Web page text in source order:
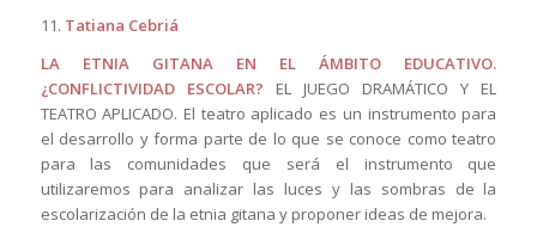
11. Tatiana Cebriá
LA ETNIA GITANA EN EL ÁMBITO EDUCATIVO.
¿CONFLICTIVIDAD ESCOLAR? EL JUEGO DRAMÁTICO Y EL
TEATRO APLICADO. El teatro aplicado es un instrumento para
el desarrollo y forma parte de lo que se conoce como teatro
para las comunidades que será el instrumento que
utilizaremos para analizar las luces y las sombras de la
escolarización de la etnia gitana y proponer ideas de mejora.